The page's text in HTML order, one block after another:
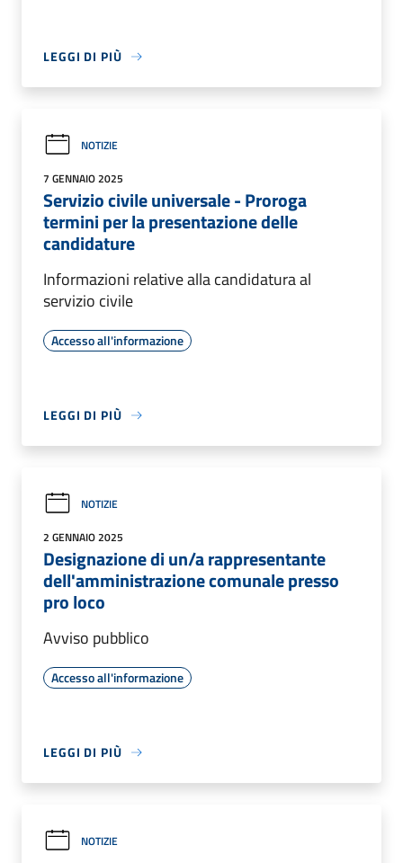
LEGGI DI PIÙ
NOTIZIE
7 GENNAIO 2025
Servizio civile universale - Proroga
termini per la presentazione delle
candidature
Informazioni relative alla candidatura al
servizio civile
Accesso all'informazione
LEGGI DI PIÙ
NOTIZIE
2 GENNAIO 2025
Designazione di un/a rappresentante
dell'amministrazione comunale presso
pro loco
Avviso pubblico
Accesso all'informazione
LEGGI DI PIÙ
NOTIZIE